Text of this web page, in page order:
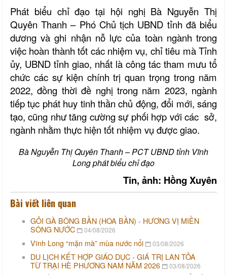
Phát biểu chỉ đạo tại hội nghị Bà Nguyễn Thị
Quyên Thanh – Phó Chủ tịch UBND tỉnh đã biểu
dương và ghi nhận nỗ lực của toàn ngành trong
việc hoàn thành tốt các nhiệm vụ, chỉ tiêu mà Tỉnh
ủy, UBND tỉnh giao, nhất là công tác tham mưu tổ
chức các sự kiện chính trị quan trọng trong năm
2022, đồng thời đề nghị trong năm 2023, ngành
tiếp tục phát huy tinh thần chủ động, đổi mới, sáng
tạo, cũng như tăng cường sự phối hợp với các sở,
ngành nhằm thực hiện tốt nhiệm vụ được giao.
Bà Nguyễn Thị Quyên Thanh – PCT UBND tỉnh Vĩnh
Long phát biểu chỉ đạo
Tin, ảnh: Hồng Xuyên
Bài viết liên quan
GỎI GÀ BÔNG BẦN (HOA BẦN) - HƯƠNG VỊ MIỀN
SÔNG NƯỚC
04/08/2026
Vĩnh Long “mặn mà” mùa nước nổi 03/08/2026
DU LỊCH KẾT HỢP GIÁO DỤC - GIÁ TRỊ LAN TỎA
TỪ TRẠI HÈ PHƯƠNG NAM NĂM 2026
03/08/2026